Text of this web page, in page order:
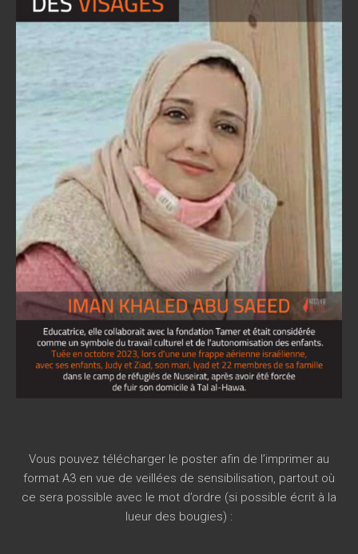
Vous pouvez télécharger le poster afin de l’imprimer au
format A3 en vue de veillées de sensibilisation, partout où
ce sera possible avec le mot d’ordre (si possible écrit à la
lueur des bougies) :